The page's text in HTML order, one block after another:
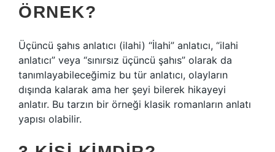
ÖRNEK?
Üçüncü şahıs anlatıcı (ilahi) “İlahi” anlatıcı, “ilahi
anlatıcı” veya “sınırsız üçüncü şahıs” olarak da
tanımlayabileceğimiz bu tür anlatıcı, olayların
dışında kalarak ama her şeyi bilerek hikayeyi
anlatır. Bu tarzın bir örneği klasik romanların anlatı
yapısı olabilir.